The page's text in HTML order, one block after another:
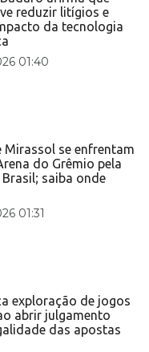
reduzir litígios e
da tecnologia
01:40
Mirassol se enfrentam
do Grêmio pela
saiba onde
01:31
exploração de jogos
abrir julgamento
das apostas